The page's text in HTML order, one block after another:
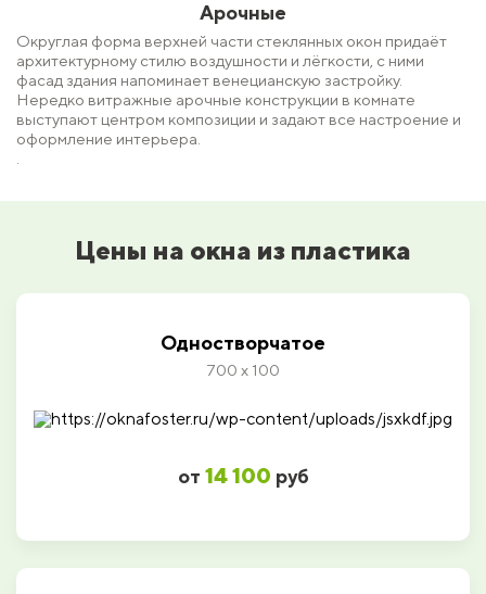
Арочные
Округлая форма верхней части стеклянных окон придаёт
архитектурному стилю воздушности и лёгкости, с ними
фасад здания напоминает венецианскую застройку.
Нередко витражные арочные конструкции в комнате
выступают центром композиции и задают все настроение и
оформление интерьера.
.
Цены на окна из пластика
Одностворчатое
700 х 100
от 14 100 руб